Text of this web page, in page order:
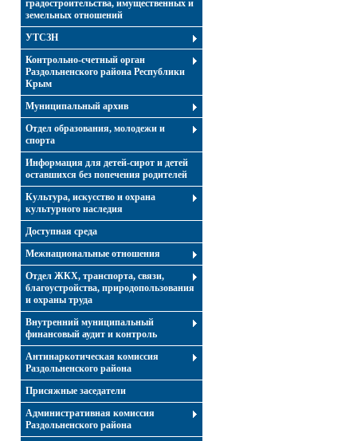
градостроительства, имущественных и
земельных отношений
УТСЗН
Контрольно-счетный орган
Раздольненского района Республики
Крым
Муниципальный архив
Отдел образования, молодежи и
спорта
Информация для детей-сирот и детей
оставшихся без попечения родителей
Культура, искусство и охрана
культурного наследия
Доступная среда
Межнациональные отношения
Отдел ЖКХ, транспорта, связи,
благоустройства, природопользования
и охраны труда
Внутренний муниципальный
финансовый аудит и контроль
Антинаркотическая комиссия
Раздольненского района
Присяжные заседатели
Административная комиссия
Раздольненского района